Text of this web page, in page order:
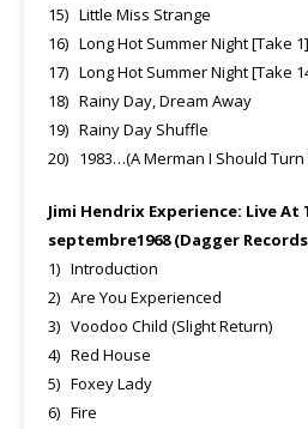
15) Little Miss Strange
16) Long Hot Summer Night [Take 1]
17) Long Hot Summer Night [Take
18) Rainy Day, Dream Away
19) Rainy Day Shuffle
20) 1983…(A Merman I Should Turn
Jimi Hendrix Experience: Live
septembre1968 (Dagger
1) Introduction
2) Are You Experienced
3) Voodoo Child (Slight Return)
4) Red House
5) Foxey Lady
6) Fire